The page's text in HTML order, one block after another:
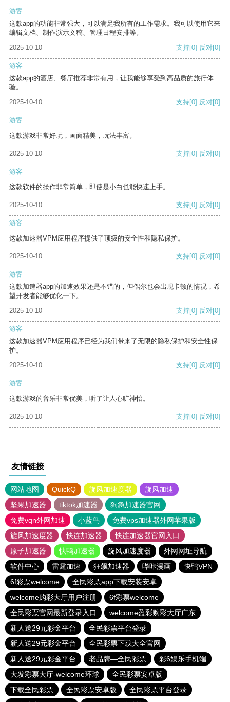
游客
这款app的功能非常强大，可以满足我所有的工作需求。我可以使用它来
编辑文档、制作演示文稿、管理日程安排等。
2025-10-10
支持[0] 反对[0]
游客
这款app的酒店、餐厅推荐非常有用，让我能够享受到高品质的旅行体
验。
2025-10-10
支持[0] 反对[0]
游客
这款游戏非常好玩，画面精美，玩法丰富。
2025-10-10 支持[0] 反对[0]
游客
这款软件的操作非常简单，即使是小白也能快速上手。
2025-10-10 支持[0] 反对[0]
游客
这款加速器VPM应用程序提供了顶级的安全性和隐私保护。
2025-10-10 支持[0] 反对[0]
游客
这款加速器app的加速效果还是不错的，但偶尔也会出现卡顿的情况，希
望开发者能够优化一下。
2025-10-10
支持[0] 反对[0]
游客
这款加速器VPM应用程序已经为我们带来了无限的隐私保护和安全性保
护。
2025-10-10
支持[0] 反对[0]
游客
这款游戏的音乐非常优美，听了让人心旷神怡。
2025-10-10 支持[0] 反对[0]
友情链接
网站地图 QuickQ 旋风加速度器
旋风加速
坚果加速器
tiktok加速器
狗急加速器官网
免费vqn外网加速
小蓝鸟
免费vps加速器外网苹果版
旋风加速度器
快连加速器
快连加速器官网入口
原子加速器
快鸭加速器 旋风加速度器
外网网址导航
软件中心
雷霆加速 狂飙加速器 哔咔漫画
快鸭VPN
6f彩票welcome
全民彩票app下载安装安卓
welcome购彩大厅用户注册
6f彩票welcome
全民彩票官网最新登录入口
welcome盈彩购彩大厅广东
新人送29元彩金平台
全民彩票平台登录
新人送29元彩金平台
全民彩票下载大全官网
新人送29元彩金平台
老品牌—全民彩票
彩6娱乐手机端
大发彩票大厅-welcome环球
全民彩票安卓版
下载全民彩票
全民彩票安卓版
全民彩票平台登录